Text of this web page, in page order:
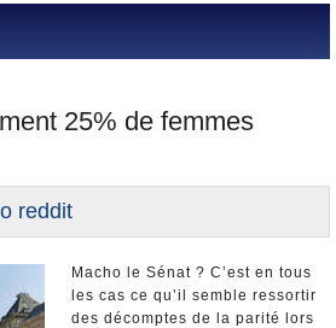
25% de femmes
Macho le Sénat ? C’est en tous
les cas ce qu’il semble ressortir
des décomptes de la parité lors